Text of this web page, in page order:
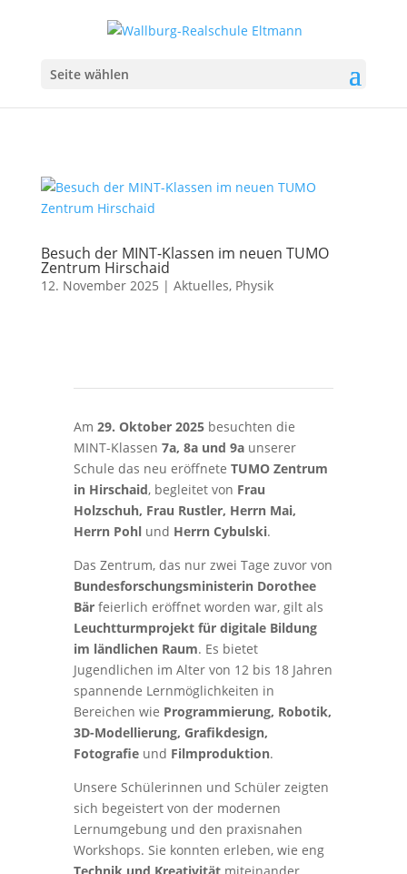
Seite wählen
Besuch der MINT-Klassen im neuen TUMO
Zentrum Hirschaid
12. November 2025 | Aktuelles, Physik
Am 29. Oktober 2025besuchten die
MINT-Klassen 7a, 8a und 9aunserer
Schule das neu eröffnete TUMO Zentrum
in Hirschaid, begleitet von Frau
Holzschuh, Frau Rustler, Herrn Mai,
Herrn Pohlund Herrn Cybulski.
Das Zentrum, das nur zwei Tage zuvor von
Bundesforschungsministerin Dorothee
Bärfeierlich eröffnet worden war, gilt als
Leuchtturmprojekt für digitale Bildung
im ländlichen Raum. Es bietet
Jugendlichen im Alter von 12 bis 18 Jahren
spannende Lernmöglichkeiten in
Bereichen wie Programmierung, Robotik,
3D-Modellierung, Grafikdesign,
Fotografieund Filmproduktion.
Unsere Schülerinnen und Schüler zeigten
sich begeistert von der modernen
Lernumgebung und den praxisnahen
Workshops. Sie konnten erleben, wie eng